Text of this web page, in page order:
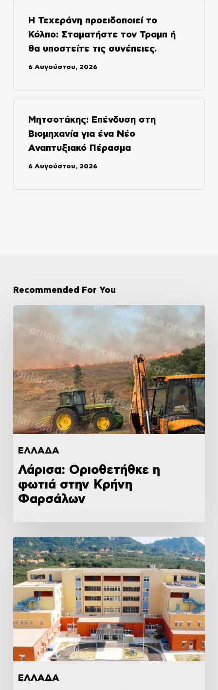
Η Τεχεράνη προειδοποιεί το
Κόλπο: Σταματήστε τον Τραμπ ή
θα υποστείτε τις συνέπειες.
6 Αυγούστου, 2026
Μητσοτάκης: Επένδυση στη
Βιομηχανία για ένα Νέο
Αναπτυξιακό Πέρασμα
6 Αυγούστου, 2026
Recommended For You
ΕΛΛΑΔΑ
Λάρισα: Οριοθετήθκε η
φωτιά στην Κρήνη
Φαρσάλων
ΕΛΛΑΔΑ